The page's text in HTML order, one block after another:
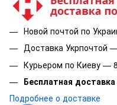
Новой почтой по
Доставка Укрпочтой
Курьером по Киеву —
Бесплатная доставка
Подробнее о доставке